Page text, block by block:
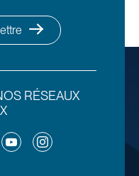
RÉSEAUX
YouTubeInstagram